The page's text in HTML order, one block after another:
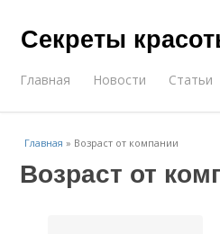
Секреты
Главная Новости Статьи
Главная » Возраст от компании
Возраст от